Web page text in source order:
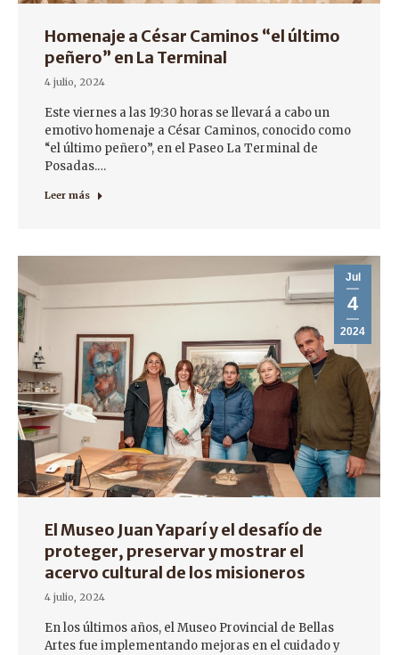
Homenaje a César Caminos “el último
peñero” en La Terminal
4 julio, 2024
Este viernes a las 19:30 horas se llevará a cabo un
emotivo homenaje a César Caminos, conocido como
“el último peñero”, en el Paseo La Terminal de
Posadas.…
Leer más
Jul
4
2024
El Museo Juan Yaparí y el desafío de
proteger, preservar y mostrar el
acervo cultural de los misioneros
4 julio, 2024
En los últimos años, el Museo Provincial de Bellas
Artes fue implementando mejoras en el cuidado y